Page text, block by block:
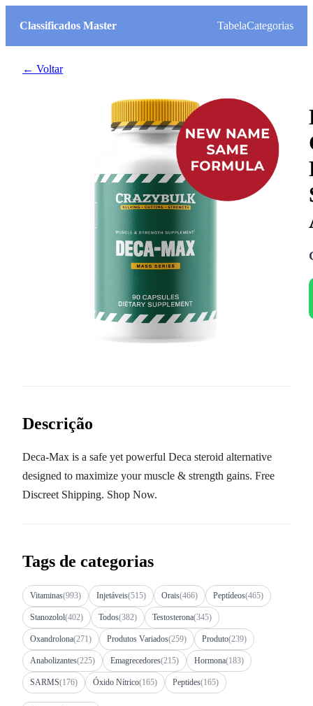
Classificados Master TabelaCategorias
← Voltar
Descrição
Deca-Max is a safe yet powerful Deca steroid alternative
designed to maximize your muscle & strength gains. Free
Discreet Shipping. Shop Now.
Tags de categorias
Vitaminas(993) Injetáveis(515) Orais(466) Peptídeos(465)
Stanozolol(402) Todos(382) Testosterona(345)
Oxandrolona(271) Produtos Variados(259) Produto(239)
Anabolizantes(225) Emagrecedores(215) Hormona(183)
SARMS(176) Óxido Nítrico(165) Peptides(165)